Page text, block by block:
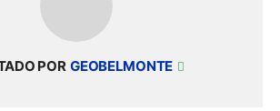
POR GEOBELMONTE